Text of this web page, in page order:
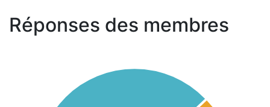
Réponses des membres